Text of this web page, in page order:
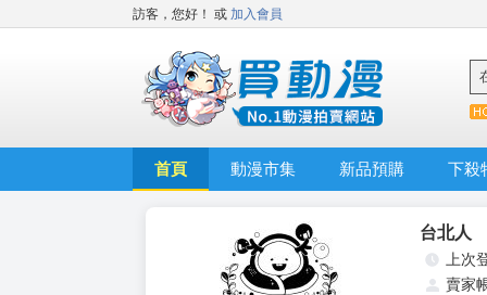
訪客，您好！ 或 加入會員
首頁 動漫市集 新品預購 下殺
台北人
上次
賣家